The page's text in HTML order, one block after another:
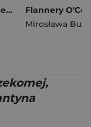
Spis natur. O mieście, technologii, sztuce i współczesnych obyczajach
Flannery